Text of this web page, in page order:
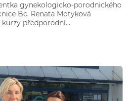
gynekologicko-porodnického
Bc. Renata Motyková
předporodní...